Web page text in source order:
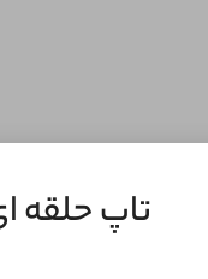
تاپ حلقه ای